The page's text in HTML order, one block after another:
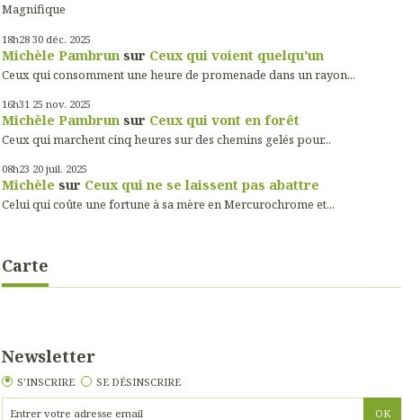
Magnifique
18h28 30 déc. 2025
Michèle Pambrun sur Ceux qui voient quelqu'un
Ceux qui consomment une heure de promenade dans un rayon...
16h31 25 nov. 2025
Michèle Pambrun sur Ceux qui vont en forêt
Ceux qui marchent cinq heures sur des chemins gelés pour...
08h23 20 juil. 2025
Michèle sur Ceux qui ne se laissent pas abattre
Celui qui coûte une fortune à sa mère en Mercurochrome et...
Carte
Newsletter
S'INSCRIRE SE DÉSINSCRIRE